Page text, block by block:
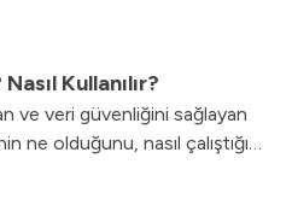
Kullanılır?
ve veri güvenliğini sağlayan
olduğunu, nasıl çalıştığını